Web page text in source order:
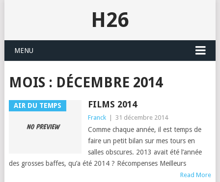
H26
MENU
MOIS : DÉCEMBRE 2014
AIR DU TEMPS FILMS 2014
Franck 31 décembre 2014
Comme chaque année, il est temps de
faire un petit bilan sur mes tours en
salles obscures. 2013 avait été l’an­née
des gross­es baffes, qu’a été 2014 ? Récompenses Meilleurs
Read More